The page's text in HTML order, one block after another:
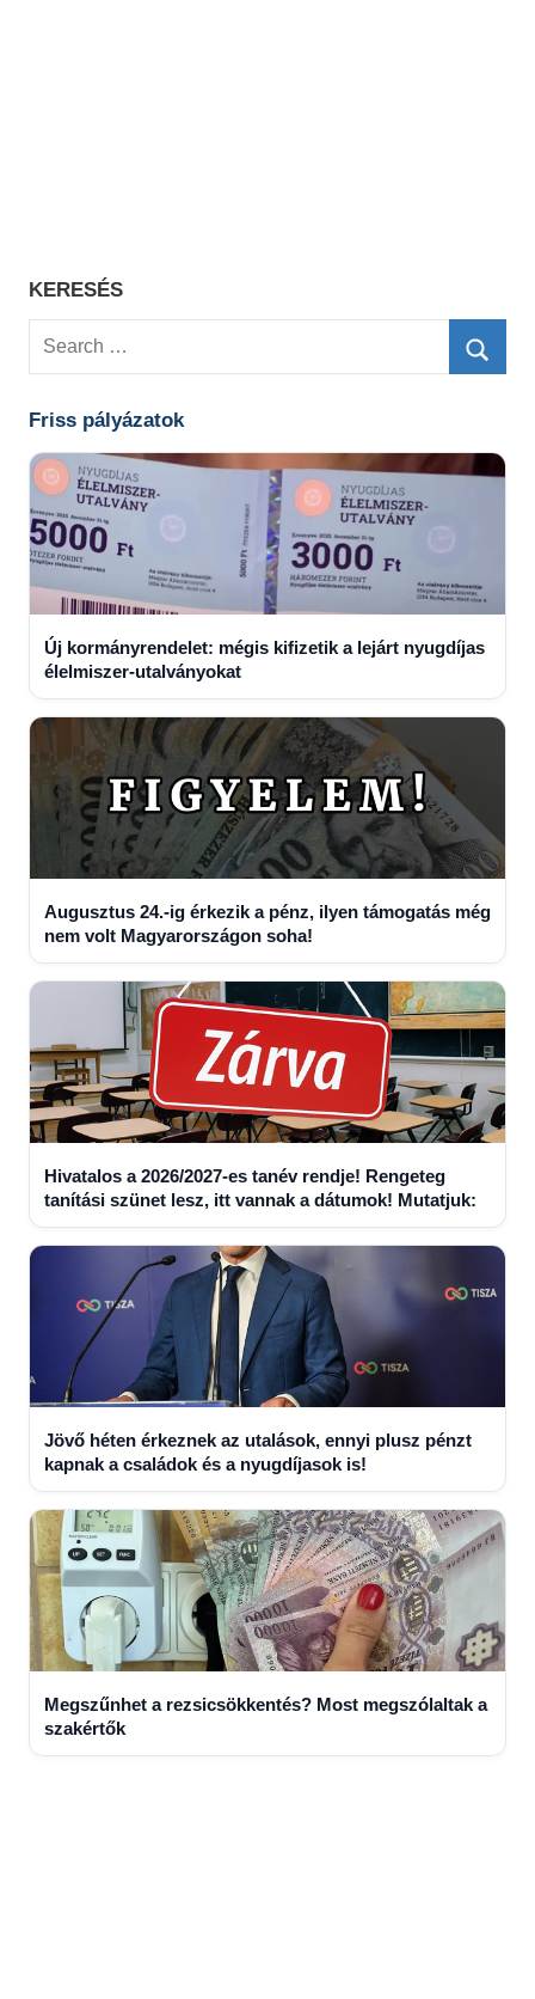
KERESÉS
Search
Friss pályázatok
Új kormányrendelet: mégis kifizetik a lejárt nyugdíjas
élelmiszer-utalványokat
Augusztus 24.-ig érkezik a pénz, ilyen támogatás még
nem volt Magyarországon soha!
Hivatalos a 2026/2027-es tanév rendje! Rengeteg
tanítási szünet lesz, itt vannak a dátumok! Mutatjuk:
Jövő héten érkeznek az utalások, ennyi plusz pénzt
kapnak a családok és a nyugdíjasok is!
Megszűnhet a rezsicsökkentés? Most megszólaltak a
szakértők